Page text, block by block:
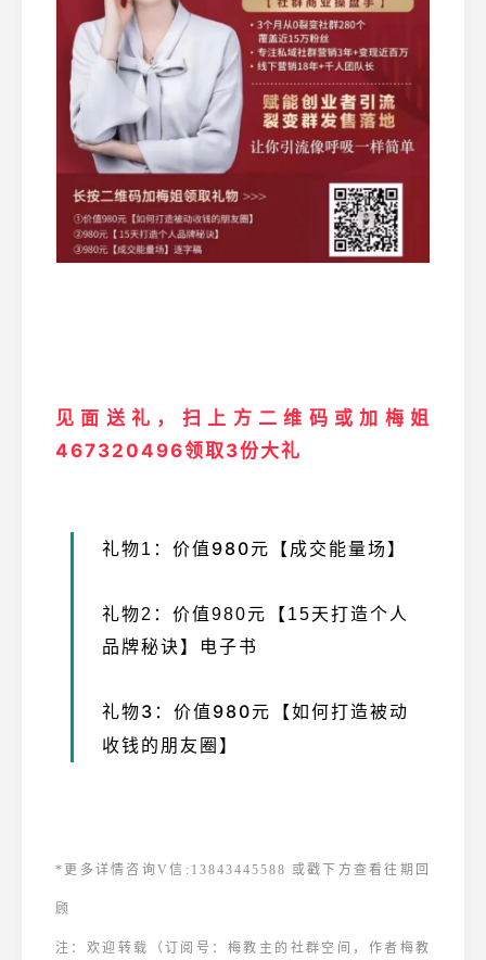
见面送礼，扫上方二维码或加梅姐
467320496领取3份大礼
礼物1： 价值980元【成交能量场】
礼物2：价值980元【15天打造个人
品牌秘诀】电子书
礼物3：价值980元【如何打造被动
收钱的朋友圈】
*更多详情咨询V信:13843445588 或戳下方查看往期回
顾
注：欢迎转载（订阅号：梅教主的社群空间，作者梅教